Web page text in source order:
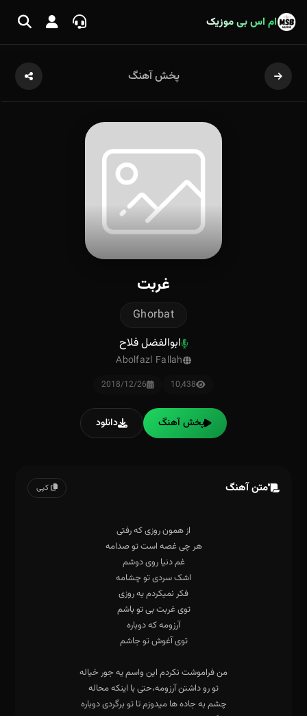
ام اس بی موزیک
پخش آهنگ
غربت
Ghorbat
ابوالفضل فلاح
Abolfazl Fallah
10,438
2018/12/26
پخش آهنگ دانلود
متن آهنگ کپی